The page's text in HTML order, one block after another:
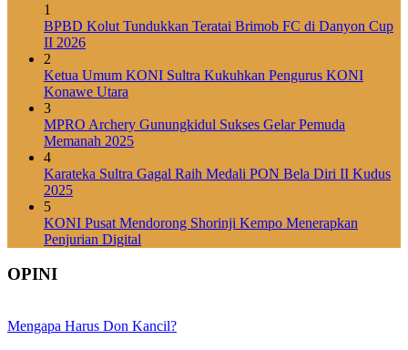
1
BPBD Kolut Tundukkan Teratai Brimob FC di Danyon Cup
II 2026
2
Ketua Umum KONI Sultra Kukuhkan Pengurus KONI
Konawe Utara
3
MPRO Archery Gunungkidul Sukses Gelar Pemuda
Memanah 2025
4
Karateka Sultra Gagal Raih Medali PON Bela Diri II Kudus
2025
5
KONI Pusat Mendorong Shorinji Kempo Menerapkan
Penjurian Digital
OPINI
Mengapa Harus Don Kancil?